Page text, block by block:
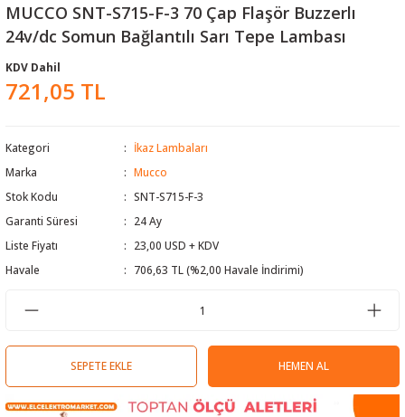
ve Kablo Bulucular
Kameralar
Cihazları
MUCCO SNT-S715-F-3 70 Çap Flaşör Buzzerlı
24v/dc Somun Bağlantılı Sarı Tepe Lambası
KDV Dahil
721,05 TL
Kategori
İkaz Lambaları
Marka
Mucco
Stok Kodu
SNT-S715-F-3
Garanti Süresi
24 Ay
Liste Fiyatı
23,00 USD + KDV
Havale
706,63 TL (%2,00 Havale İndirimi)
SEPETE EKLE HEMEN AL